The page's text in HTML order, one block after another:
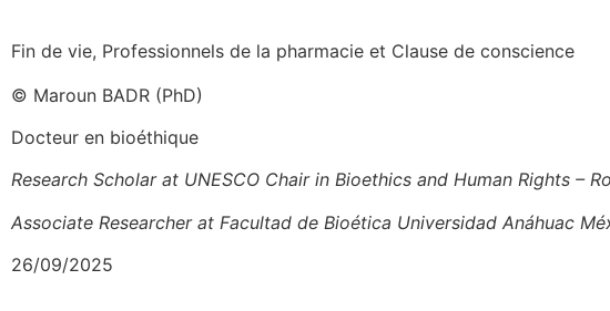
Fin de vie, Professionnels de la pharmacie et Clause de conscience
© Maroun BADR (PhD)
Docteur en bioéthique
Research Scholar at UNESCO Chair in Bioethics and Human Rights –
Associate Researcher at Facultad de Bioética Universidad Anáhuac
26/09/2025